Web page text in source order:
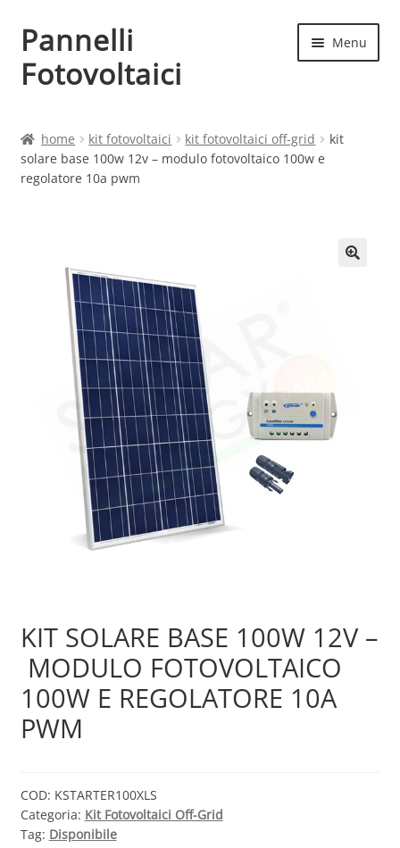
Vai
alla
navigazione
Vai
al
contenuto
Pannelli
Fotovoltaici
Menu
Cart
Contatti
My account
Produttori
Sample Page
home kit fotovoltaici kit fotovoltaici off-grid
kit
solare base 100w 12v – modulo fotovoltaico 100w e
regolatore 10a pwm
KIT SOLARE BASE 100W 12V –
MODULO FOTOVOLTAICO
100W E REGOLATORE 10A
PWM
COD: KSTARTER100XLS
Categoria: Kit Fotovoltaici Off-Grid
Tag: Disponibile